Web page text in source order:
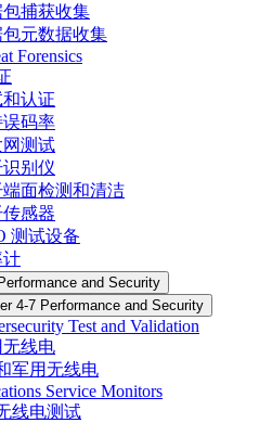
捕获收集
元数据收集
Forensics
认证
误码率
网测试
别仪
面检测和清洁
感器
测试设备
计
and Security
4-7 Performance and Security
Test and Validation
无线电
军用无线电
Service Monitors
线电测试